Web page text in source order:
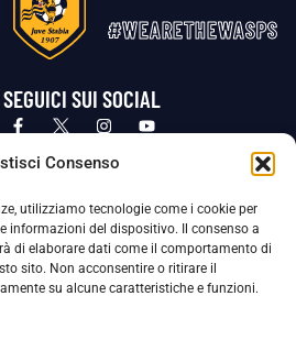
Consenso
utilizziamo tecnologie come i cookie per
informazioni del dispositivo. Il consenso a
di elaborare dati come il comportamento di
sito. Non acconsentire o ritirare il
su alcune caratteristiche e funzioni.
#WEARETHEWASPS
SEGUICI SUI SOCIAL
Cookie Policy
dei Dati Personali (DPO), figura specializzata che vigila sulle modalità
Società per tutelare i Suoi dati personali.
contattare il DPO può scrivere a